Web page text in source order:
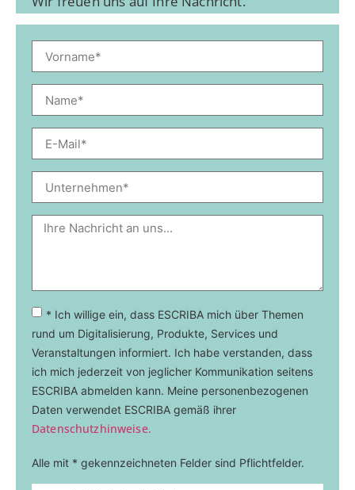
* Ich willige ein, dass ESCRIBA mich über Themen
rund um Digitalisierung, Produkte, Services und
Veranstaltungen informiert. Ich habe verstanden, dass
ich mich jederzeit von jeglicher Kommunikation seitens
ESCRIBA abmelden kann. Meine personenbezogenen
Daten verwendet ESCRIBA gemäß ihrer
Datenschutzhinweise.
Alle mit * gekennzeichneten Felder sind Pflichtfelder.